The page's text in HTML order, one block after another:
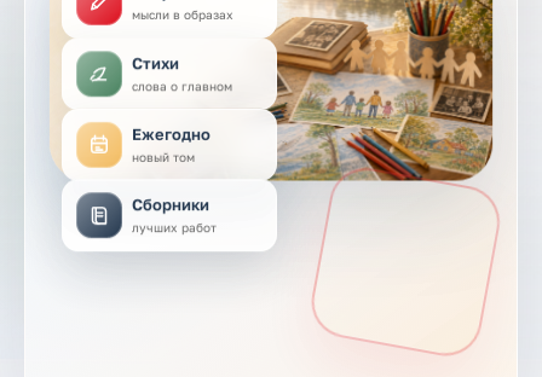
мысли в образах
Стихи
слова о главном
Ежегодно
новый том
Сборники
лучших работ